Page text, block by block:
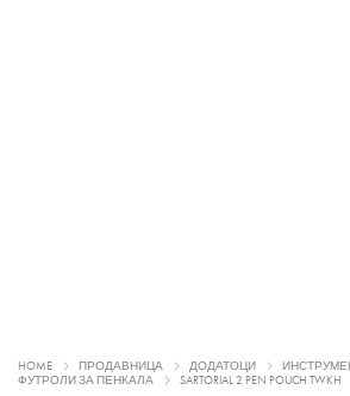
HOME ПРОДАВНИЦА ДОДАТОЦИ
ФУТРОЛИ ЗА ПЕНКАЛА
SARTORIAL 2 PEN POUCH TWKH